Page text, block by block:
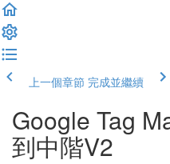
上一個章節 完成並繼續
Google Tag
到中階V2